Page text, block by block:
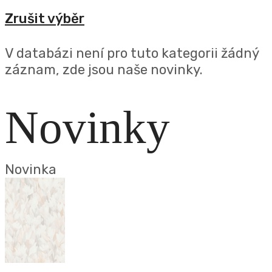
Zrušit výběr
V databázi není pro tuto kategorii žádný
záznam, zde jsou naše novinky.
Novinky
Novinka